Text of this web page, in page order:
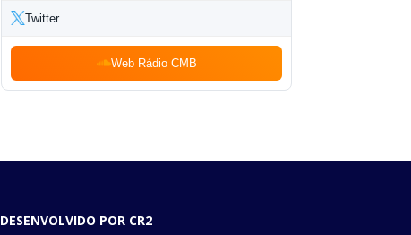
Twitter
Web Rádio CMB
DESENVOLVIDO POR CR2